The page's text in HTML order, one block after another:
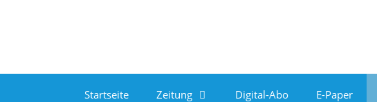
Startseite Zeitung Digital-Abo E-Paper